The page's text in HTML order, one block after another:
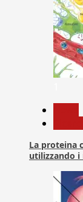
La proteina
utilizzando i